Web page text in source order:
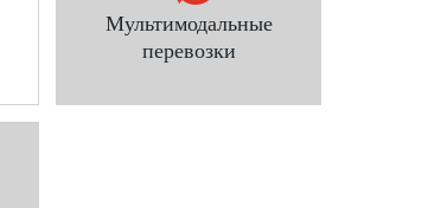
Мультимодальные
перевозки